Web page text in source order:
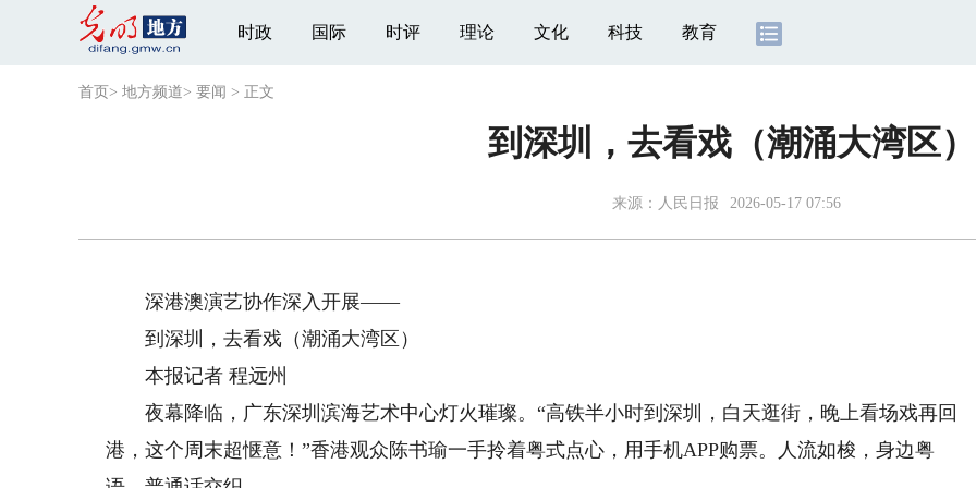
时政 国际 时评 理论 文化 科技 教育
首页 > 地方频道> 要闻 > 正文
到深圳，去看戏（潮涌大湾区）
来源： 人民日报 2026-05-17 07:56
深港澳演艺协作深入开展——
到深圳，去看戏（潮涌大湾区）
本报记者 程远州
夜幕降临，广东深圳滨海艺术中心灯火璀璨。“高铁半小时到深圳，白天逛街，晚上看场戏再回
港，这个周末超惬意！”香港观众陈书瑜一手拎着粤式点心，用手机APP购票。人流如梭，身边粤